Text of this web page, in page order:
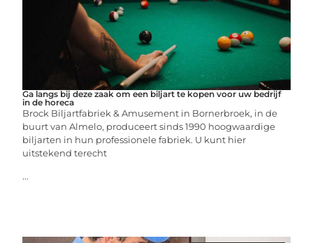
Ga langs bij deze zaak om een biljart te kopen voor uw bedrijf
in de horeca
Brock Biljartfabriek & Amusement in Bornerbroek, in de
buurt van Almelo, produceert sinds 1990 hoogwaardige
biljarten in hun professionele fabriek. U kunt hier
uitstekend terecht
...